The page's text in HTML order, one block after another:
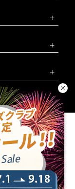
発のご提案